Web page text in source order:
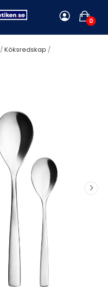
0
Köksredskap